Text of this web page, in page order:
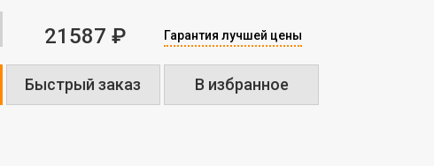
21587 ₽ Гарантия лучшей цены
Быстрый заказ В избранное